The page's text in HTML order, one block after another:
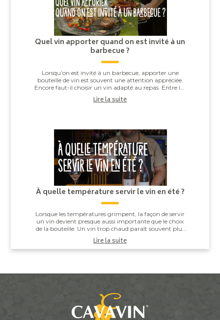
Quel vin apporter quand on est invité à un
barbecue ?
Lorsqu’on est invité à un barbecue, apporter une
bouteille de vin est souvent une attention appréciée.
Encore faut-il choisir un vin adapté au repas. Entre les
Lire la suite
À quelle température servir le vin en été ?
Lorsque les températures grimpent, la façon de servir
un vin devient presque aussi importante que le choix
de la bouteille. Un vin trop chaud paraît souvent plus
Lire la suite